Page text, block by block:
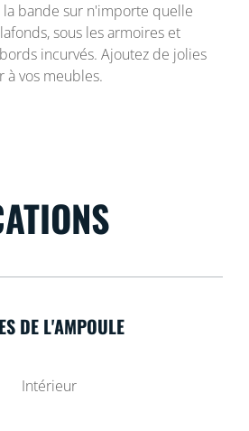
bande sur n'importe quelle
sous les armoires et
incurvés. Ajoutez de jolies
à vos meubles.
DE L'AMPOULE
Intérieur